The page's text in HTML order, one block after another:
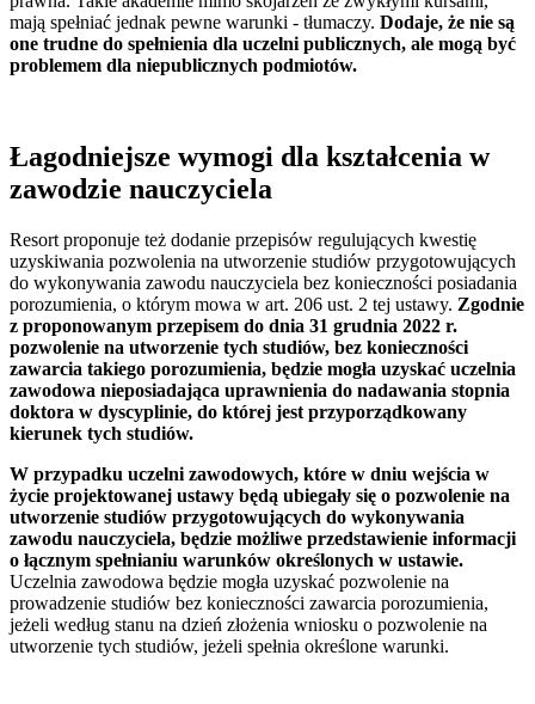
mają spełniać jednak pewne warunki - tłumaczy. Dodaje, że nie są
one trudne do spełnienia dla uczelni publicznych, ale mogą być
problemem dla niepublicznych podmiotów.
Łagodniejsze wymogi dla kształcenia w
zawodzie nauczyciela
Resort proponuje też dodanie przepisów regulujących kwestię
uzyskiwania pozwolenia na utworzenie studiów przygotowujących
do wykonywania zawodu nauczyciela bez konieczności posiadania
porozumienia, o którym mowa w art. 206 ust. 2 tej ustawy. Zgodnie
z proponowanym przepisem do dnia 31 grudnia 2022 r.
pozwolenie na utworzenie tych studiów, bez konieczności
zawarcia takiego porozumienia, będzie mogła uzyskać uczelnia
zawodowa nieposiadająca uprawnienia do nadawania stopnia
doktora w dyscyplinie, do której jest przyporządkowany
kierunek tych studiów.
W przypadku uczelni zawodowych, które w dniu wejścia w
życie projektowanej ustawy będą ubiegały się o pozwolenie na
utworzenie studiów przygotowujących do wykonywania
zawodu nauczyciela, będzie możliwe przedstawienie informacji
o łącznym spełnianiu warunków określonych w ustawie.
Uczelnia zawodowa będzie mogła uzyskać pozwolenie na
prowadzenie studiów bez konieczności zawarcia porozumienia,
jeżeli według stanu na dzień złożenia wniosku o pozwolenie na
utworzenie tych studiów, jeżeli spełnia określone warunki.